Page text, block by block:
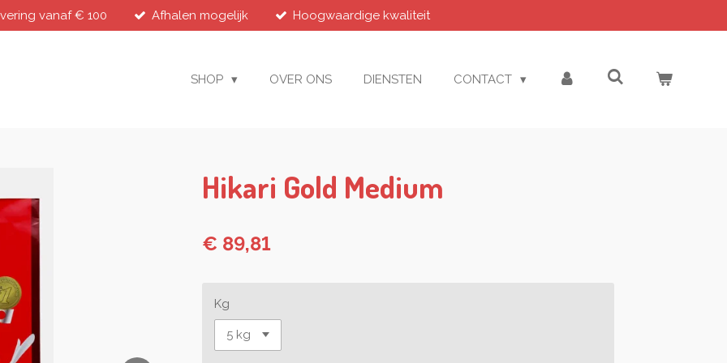
vanaf € 100 Afhalen mogelijk Hoogwaardige kwaliteit
SHOP OVER ONS DIENSTEN CONTACT
Hikari Gold Medium
€ 89,81
Kg